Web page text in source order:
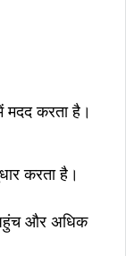
मदद करता है।
करता है।
पहुंच और अधिक